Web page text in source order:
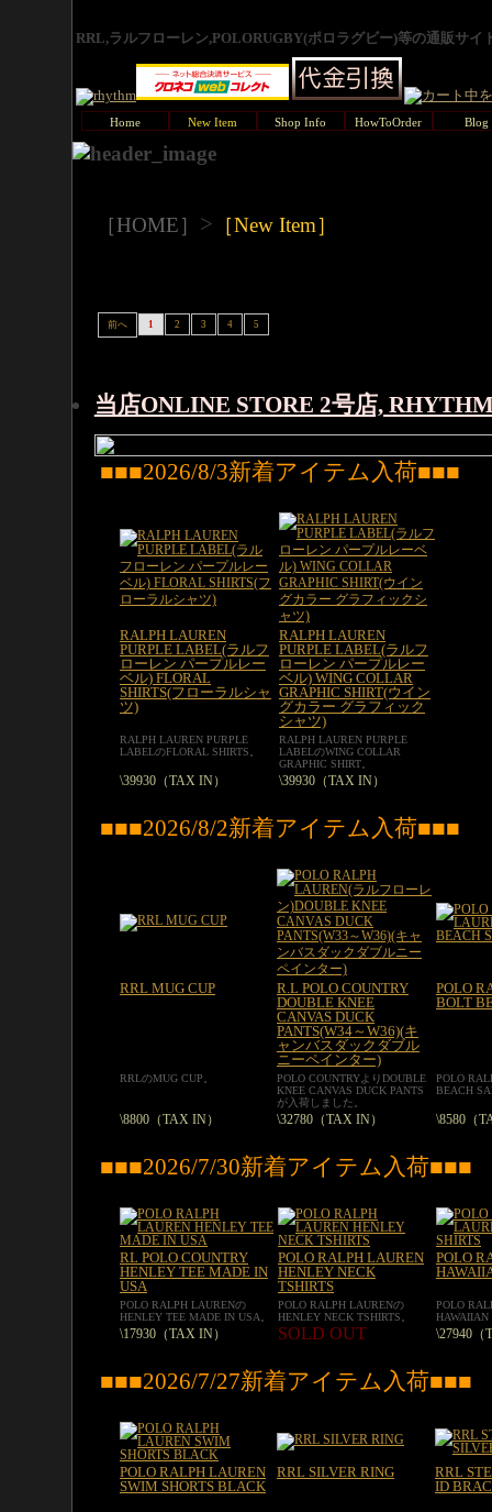
RRL,ラルフローレン,POLORUGBY(ポロラグビー)等の通販サ
Home New Item Shop Info HowToOrder Blog
［HOME］ > ［New Item］
前へ 1 2 3 4 5
当店ONLINE STORE 2号店,
■■■2026/8/3新着アイテム入荷■■■
RALPH LAUREN
PURPLE LABEL(ラルフ
ローレン パープルレー
ベル) FLORAL
SHIRTS(フローラルシャ
ツ)
RALPH LAUREN
PURPLE LABEL(ラルフ
ローレン パープルレー
ベル) WING COLLAR
GRAPHIC SHIRT(ウイン
グカラー グラフィック
シャツ)
RALPH LAUREN PURPLE
LABELのFLORAL SHIRTS。
RALPH LAUREN PURPLE
LABELのWING COLLAR
GRAPHIC SHIRT。
\39930（TAX IN） \39930（TAX IN）
■■■2026/8/2新着アイテム入荷■■■
RRL MUG CUP
R.L POLO COUNTRY
DOUBLE KNEE
CANVAS DUCK
PANTS(W34～W36)(キ
ャンバスダックダブル
ニーペインター)
POLO
BOLT
RRLのMUG CUP。
POLO COUNTRYよりDOUBLE
KNEE CANVAS DUCK PANTS
が入荷しました。
POLO
BEACH
\8800（TAX IN） \32780（TAX IN） \8580（
■■■2026/7/30新着アイテム入荷■■■
RL POLO COUNTRY
HENLEY TEE MADE IN
USA
POLO RALPH LAUREN
HENLEY NECK
TSHIRTS
POLO
POLO RALPH LAURENの
HENLEY TEE MADE IN USA。
POLO RALPH LAURENの
HENLEY NECK TSHIRTS。
POLO
HAWAIIAN
\17930（TAX IN） SOLD OUT \27940（
■■■2026/7/27新着アイテム入荷■■■
POLO RALPH LAUREN
SWIM SHORTS BLACK
RRL SILVER RING
RRL
ID